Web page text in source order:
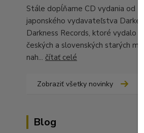
Stále dopĺňame CD vydania od
japonského vydavateľstva Darker
Darkness Records, ktoré vydalo
českých a slovenských starých
nah... čítať celé
Zobraziť všetky novinky
Blog